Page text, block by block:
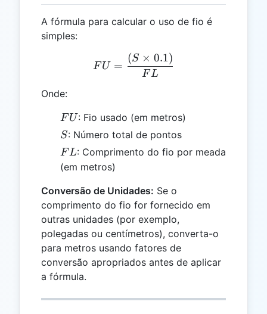
A fórmula para calcular o uso de fio é
simples:
FU = \frac{(S \times
F U =
F L
(S × 0.1)
Onde:
FU
F U: Fio usado (em metros)
S
S: Número total de pontos
FL
F L: Comprimento do fio por meada
(em metros)
Conversão de Unidades: Se o
comprimento do fio for fornecido em
outras unidades (por exemplo,
polegadas ou centímetros), converta-o
para metros usando fatores de
conversão apropriados antes de aplicar
a fórmula.